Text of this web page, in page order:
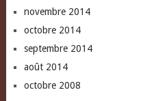
novembre 2014
octobre 2014
septembre 2014
août 2014
octobre 2008